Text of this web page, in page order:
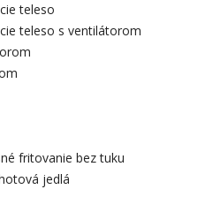
teleso
teleso s ventilátorom
fritovanie bez tuku
jedlá